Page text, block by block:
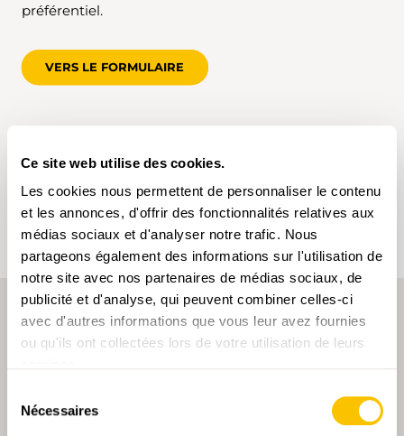
Ce site web utilise des cookies.
Les cookies nous permettent de personnaliser le contenu
et les annonces, d'offrir des fonctionnalités relatives aux
médias sociaux et d'analyser notre trafic. Nous
partageons également des informations sur l'utilisation de
notre site avec nos partenaires de médias sociaux, de
publicité et d'analyse, qui peuvent combiner celles-ci
avec d'autres informations que vous leur avez fournies
ou qu'ils ont collectées lors de votre utilisation de leurs
Nécessaires
préférentiel.
VERS LE FORMULAIRE